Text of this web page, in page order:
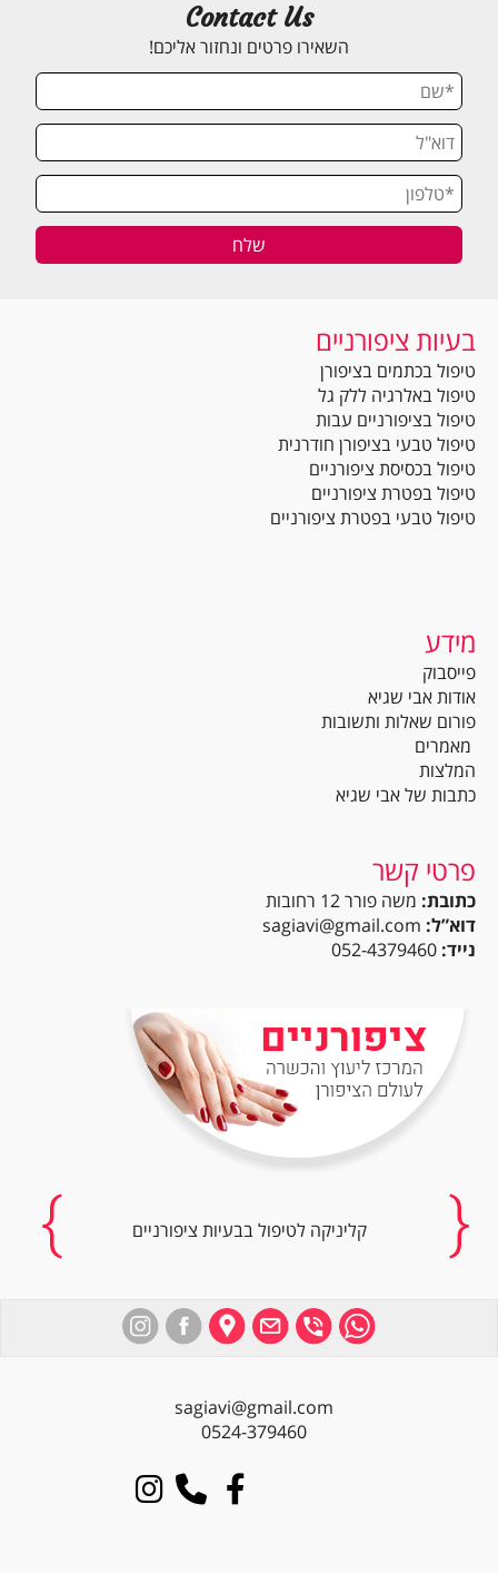
Contact Us
השאירו פרטים ונחזור אליכם!
בעיות ציפורניים
טיפול בכתמים בציפורן
טיפול באלרגיה ללק גל
טיפול בציפורניים עבות
טיפול טבעי בציפורן חודרנית
טיפול בכסיסת ציפורניים
טיפול בפטרת ציפורניים
טיפול טבעי בפטרת ציפורניים
מידע
פייסבוק
אודות אבי שגיא
פורום שאלות ותשובות
מאמרים
המלצות
כתבות של אבי שגיא
פרטי קשר
כתובת: משה פורר 12 רחובות
דוא”ל: sagiavi@gmail.com
נייד: 052-4379460
קליניקה לטיפול בבעיות ציפורניים
sagiavi@gmail.com
0524-379460